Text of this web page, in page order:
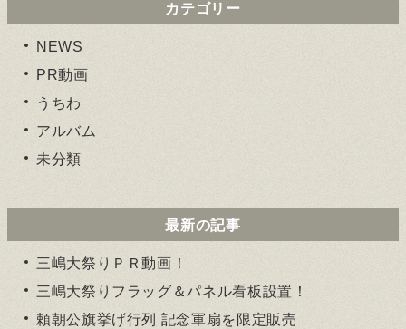
カテゴリー
NEWS
PR動画
うちわ
アルバム
未分類
最新の記事
三嶋大祭りＰＲ動画！
三嶋大祭りフラッグ＆パネル看板設置！
頼朝公旗挙げ行列 記念軍扇を限定販売